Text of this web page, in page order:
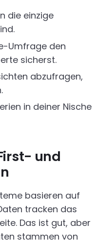
die einzige
Umfrage den
sicherst.
abzufragen,
in deiner Nische
und
basieren auf
tracken das
Das ist gut, aber
stammen von